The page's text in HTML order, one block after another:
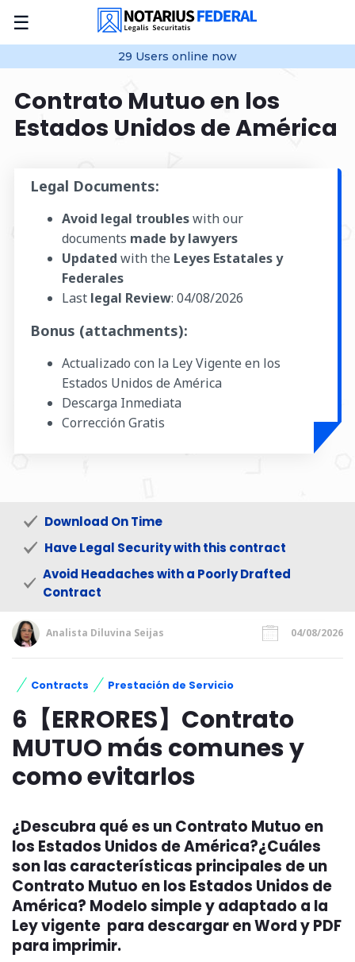
☰
29 Users online now
Contrato Mutuo en los
Estados Unidos de América
Legal Documents:
Avoid legal troubleswith our
documents made by lawyers
Updated with the Leyes Estatales y
Federales
Last legal Review: 04/08/2026
Bonus (attachments):
Actualizado con la Ley Vigente en los
Estados Unidos de América
Descarga Inmediata
Corrección Gratis
Download On Time
Have Legal Security with this contract
Avoid Headaches with a Poorly Drafted
Contract
Analista Diluvina Seijas 04/08/2026
Contracts Prestación de Servicio
6【ERRORES】Contrato
MUTUO más comunes y
como evitarlos
¿Descubra qué es un Contrato Mutuo en
los Estados Unidos de América?¿Cuáles
son las características principales de un
Contrato Mutuo en los Estados Unidos de
América? Modelo simple y adaptado a la
Ley vigente para descargar en Word y PDF
para imprimir.